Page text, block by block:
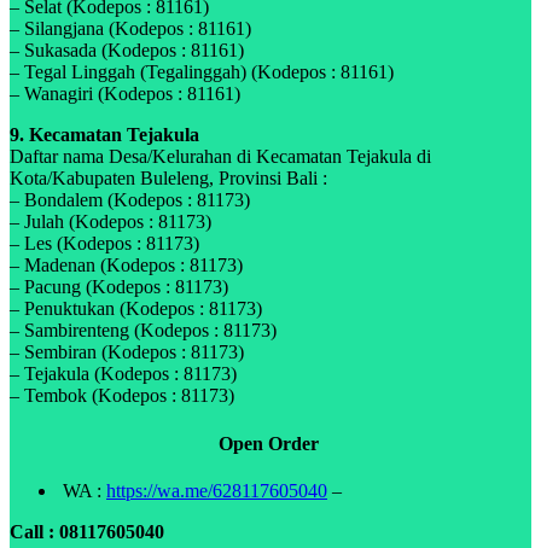
– Selat (Kodepos : 81161)
– Silangjana (Kodepos : 81161)
– Sukasada (Kodepos : 81161)
– Tegal Linggah (Tegalinggah) (Kodepos : 81161)
– Wanagiri (Kodepos : 81161)
9. Kecamatan Tejakula
Daftar nama Desa/Kelurahan di Kecamatan Tejakula di
Kota/Kabupaten Buleleng, Provinsi Bali :
– Bondalem (Kodepos : 81173)
– Julah (Kodepos : 81173)
– Les (Kodepos : 81173)
– Madenan (Kodepos : 81173)
– Pacung (Kodepos : 81173)
– Penuktukan (Kodepos : 81173)
– Sambirenteng (Kodepos : 81173)
– Sembiran (Kodepos : 81173)
– Tejakula (Kodepos : 81173)
– Tembok (Kodepos : 81173)
Open Order
WA : https://wa.me/628117605040 –
Call : 08117605040